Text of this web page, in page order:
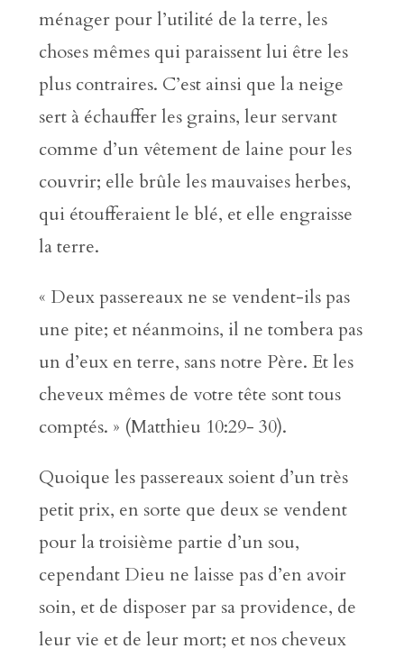
ménager pour l’utilité de la terre, les
choses mêmes qui paraissent lui être les
plus contraires. C’est ainsi que la neige
sert à échauffer les grains, leur servant
comme d’un vêtement de laine pour les
couvrir; elle brûle les mauvaises herbes,
qui étoufferaient le blé, et elle engraisse
la terre.
« Deux passereaux ne se vendent-ils pas
une pite; et néanmoins, il ne tombera pas
un d’eux en terre, sans notre Père. Et les
cheveux mêmes de votre tête sont tous
comptés. » (Matthieu 10:29- 30).
Quoique les passereaux soient d’un très
petit prix, en sorte que deux se vendent
pour la troisième partie d’un sou,
cependant Dieu ne laisse pas d’en avoir
soin, et de disposer par sa providence, de
leur vie et de leur mort; et nos cheveux